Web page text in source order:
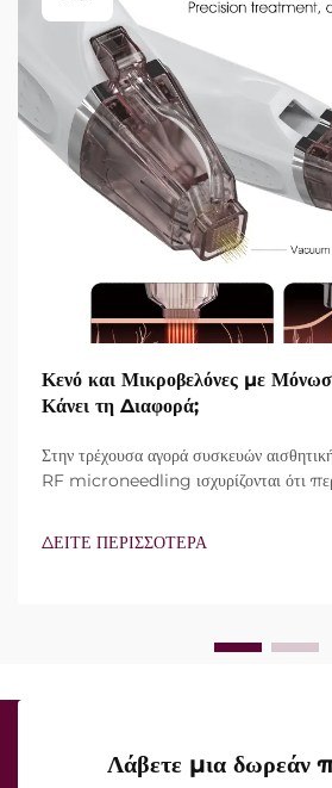
Κενό και Μικροβελόνες με
Κάνει τη Διαφορά;
Στην τρέχουσα αγορά συσκευών
RF microneedling ισχυρίζονται ότι
χαρακτηριστικά υπάρχουν, αλλά πώς
ΔΕΙΤΕ ΠΕΡΙΣΣΟΤΕΡΑ
Λάβετε μια δωρεάν